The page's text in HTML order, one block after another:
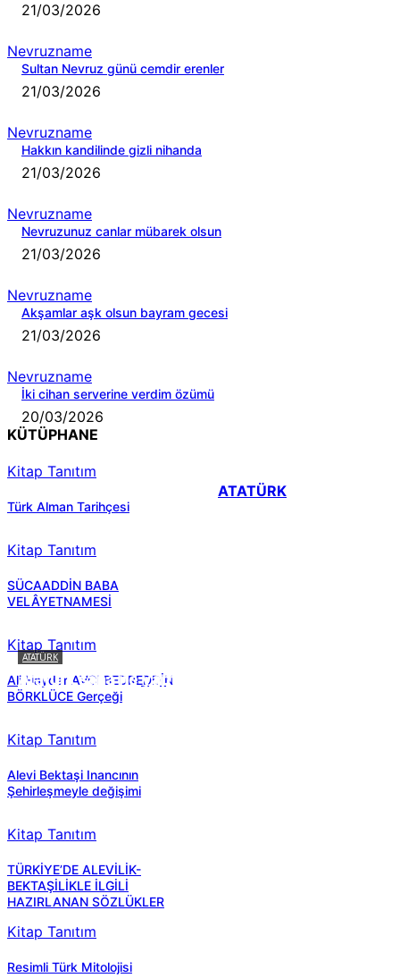
21/03/2026
Nevruzname
Sultan Nevruz günü cemdir erenler
21/03/2026
Nevruzname
Hakkın kandilinde gizli nihanda
21/03/2026
Nevruzname
Nevruzunuz canlar mübarek olsun
21/03/2026
Nevruzname
Akşamlar aşk olsun bayram gecesi
21/03/2026
Nevruzname
İki cihan serverine verdim özümü
20/03/2026
KÜTÜPHANE
Kitap Tanıtım
Türk Alman Tarihçesi
Kitap Tanıtım
SÜCAADDİN BABA
VELÂYETNAMESİ
Kitap Tanıtım
Ali Haydar AVCI BEDREDDİN
BÖRKLÜCE Gerçeği
Kitap Tanıtım
Alevi Bektaşi Inancının
Şehirleşmeyle değişimi
Kitap Tanıtım
TÜRKİYE’DE ALEVİLİK-
BEKTAŞİLİKLE İLGİLİ
HAZIRLANAN SÖZLÜKLER
Kitap Tanıtım
Resimli Türk Mitolojisi
ATATÜRK
ATATÜRK
Atatürk sana ne yaptı?